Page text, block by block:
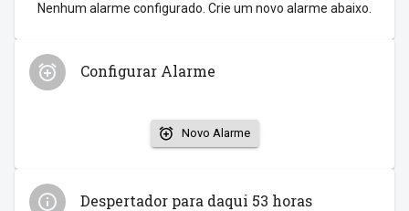
Nenhum alarme configurado. Crie um novo alarme abaixo.
Configurar Alarme
Novo Alarme
Despertador para daqui 53 horas